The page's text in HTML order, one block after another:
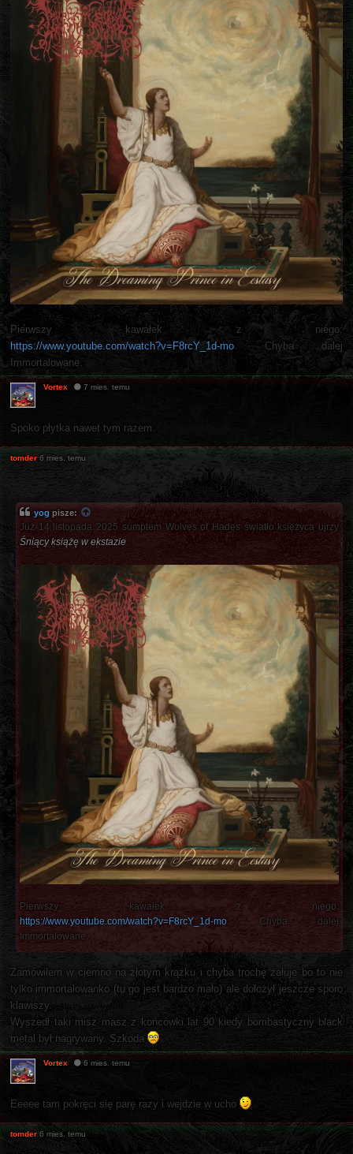
Pierwszy kawałek z niego:
https://www.youtube.com/watch?v=F8rcY_1d-mo. Chyba dalej
Immortalowane.
Vortex 7 mies. temu
Spoko płytka nawet tym razem.
tomder 6 mies. temu
yog pisze:
Już 14 listopada 2025 sumptem Wolves of Hades światło księżyca ujrzy
Śniący książę w ekstazie.
Pierwszy kawałek z niego:
https://www.youtube.com/watch?v=F8rcY_1d-mo. Chyba dalej
Immortalowane.
Zamówiłem w ciemno na złotym krążku i chyba trochę żałuje bo to nie
tylko immortalowanko (tu go jest bardzo mało) ale dołożył jeszcze sporo
klawiszy.
Wyszedł taki misz masz z końcówki lat 90 kiedy bombastyczny black
metal był nagrywany. Szkoda
Vortex 6 mies. temu
Eeeee tam pokręci się parę razy i wejdzie w ucho
tomder 6 mies. temu